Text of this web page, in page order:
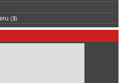
(3)